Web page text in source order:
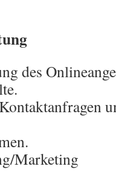
des
Marketing